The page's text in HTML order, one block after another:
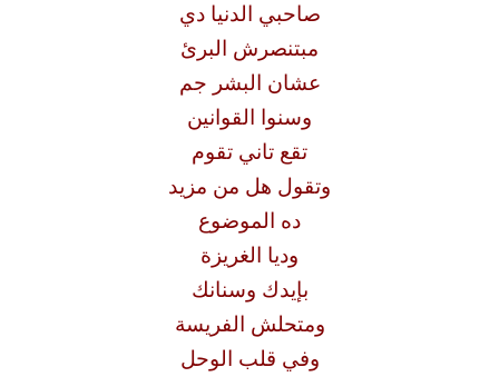
صاحبي الدنيا دي
مبتنصرش البرئ
عشان البشر جم
وسنوا القوانين
تقع تاني تقوم
وتقول هل من مزيد
ده الموضوع
وديا الغريزة
بإيدك وسنانك
ومتحلش الفريسة
وفي قلب الوحل